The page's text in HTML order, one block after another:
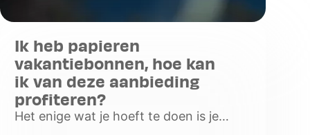
Ik heb papieren
vakantiebonnen, hoe kan
ik van deze aanbieding
profiteren?
Het enige wat je hoeft te doen is je